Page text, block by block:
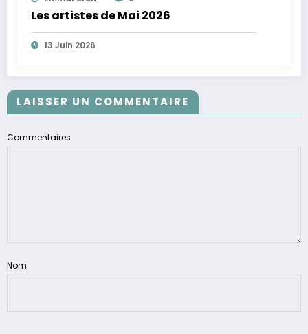
Les artistes de Mai 2026
13 Juin 2026
LAISSER UN COMMENTAIRE
Commentaires
Nom